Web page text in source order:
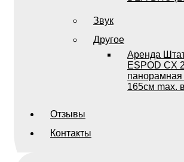
Звук
Другое
Аренда
ESPOD CX
панорамная
165см max.
Отзывы
Контакты